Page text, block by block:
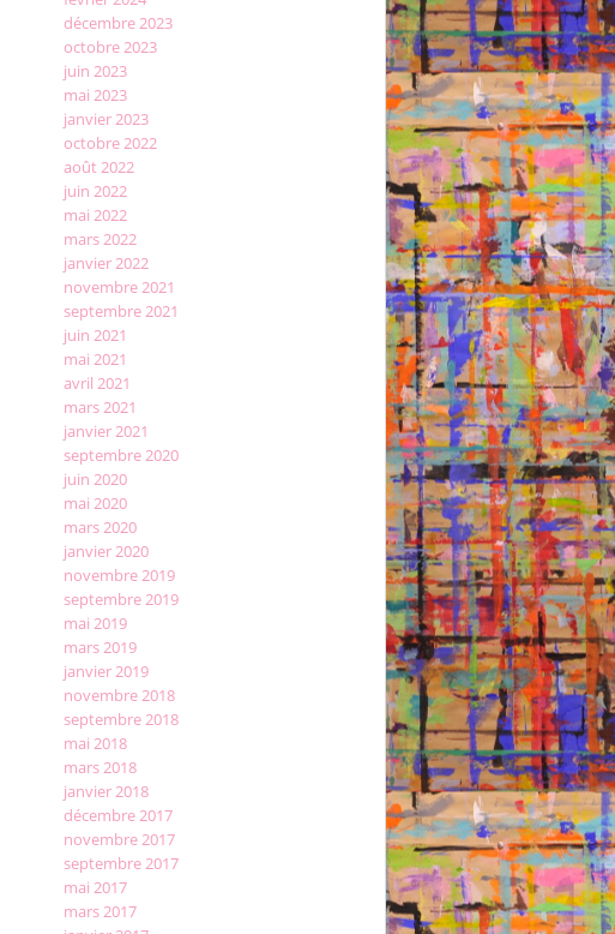
décembre 2023
octobre 2023
juin 2023
mai 2023
janvier 2023
octobre 2022
août 2022
juin 2022
mai 2022
mars 2022
janvier 2022
novembre 2021
septembre 2021
juin 2021
mai 2021
avril 2021
mars 2021
janvier 2021
septembre 2020
juin 2020
mai 2020
mars 2020
janvier 2020
novembre 2019
septembre 2019
mai 2019
mars 2019
janvier 2019
novembre 2018
septembre 2018
mai 2018
mars 2018
janvier 2018
décembre 2017
novembre 2017
septembre 2017
mai 2017
mars 2017